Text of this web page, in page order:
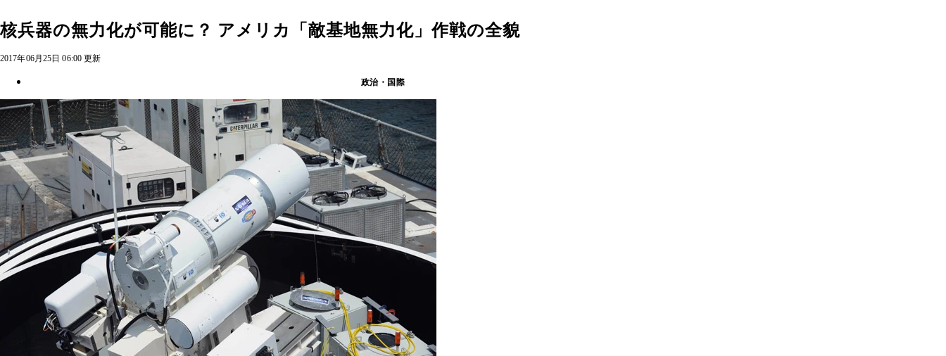
核兵器の無力化が可能に？ アメリカ「敵基地無力化」作戦の全貌
2017年06月25日 06:00 更新
政治・国際